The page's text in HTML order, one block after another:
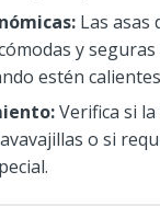
Las asas
y
estén
Verifica si la
o si